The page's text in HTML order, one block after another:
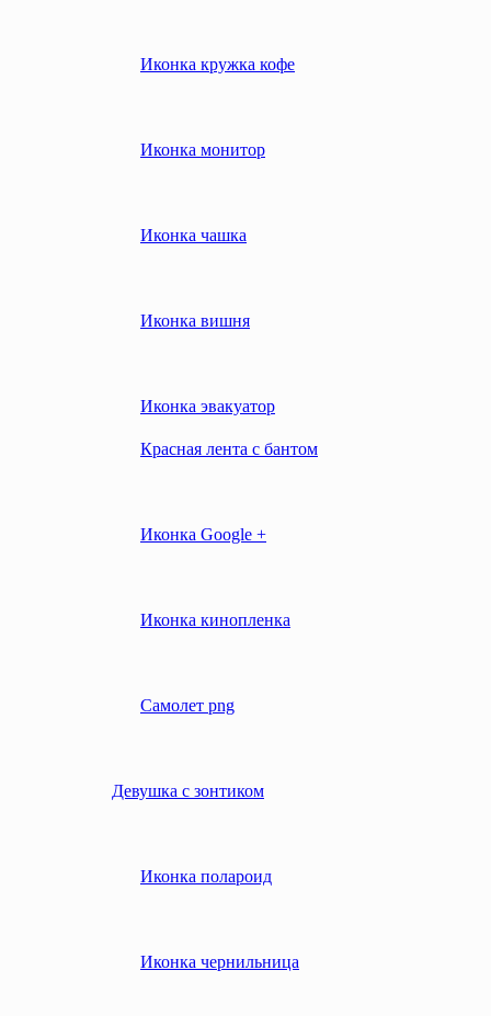
Иконка кружка кофе
Иконка монитор
Иконка чашка
Иконка вишня
Иконка эвакуатор
Красная лента с бантом
Иконка Google +
Иконка кинопленка
Самолет png
Девушка с зонтиком
Иконка полароид
Иконка чернильница